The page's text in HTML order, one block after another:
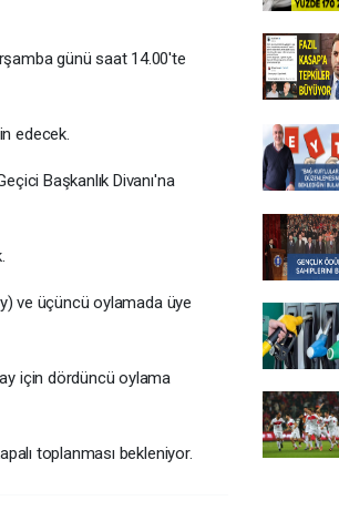
günü saat 14.00'te
edecek.
Başkanlık Divanı'na
ve üçüncü oylamada üye
için dördüncü oylama
toplanması bekleniyor.